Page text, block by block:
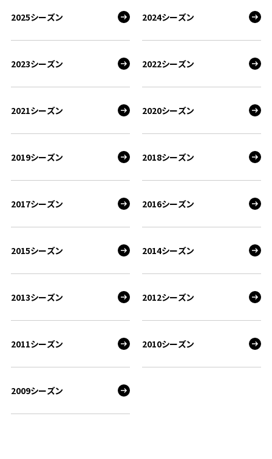
2025シーズン 2024シーズン
2023シーズン 2022シーズン
2021シーズン 2020シーズン
2019シーズン 2018シーズン
2017シーズン 2016シーズン
2015シーズン 2014シーズン
2013シーズン 2012シーズン
2011シーズン 2010シーズン
2009シーズン